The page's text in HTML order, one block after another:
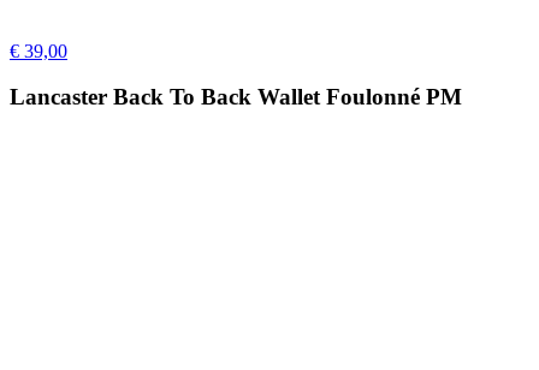
€ 39,00
Lancaster Back To Back Wallet Foulonné PM